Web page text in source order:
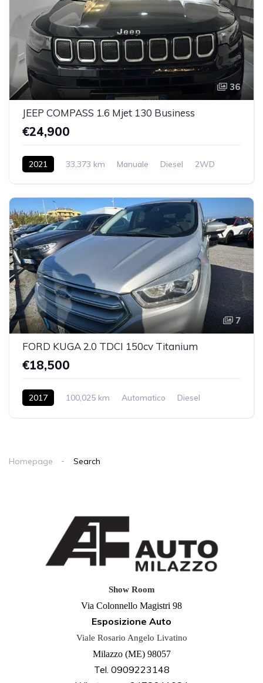
36
JEEP COMPASS 1.6 Mjet 130 Business
€24,900
2021 33,373 km Manuale Diesel 2WD
7
FORD KUGA 2.0 TDCI 150cv Titanium
€18,500
2017 100,025 km Automatico
Diesel
Homepage Search
Show Room
Via Colonnello Magistri 98
Esposizione Auto
Viale Rosario Angelo Livatino
Milazzo (ME) 98057
Tel. 0909223148